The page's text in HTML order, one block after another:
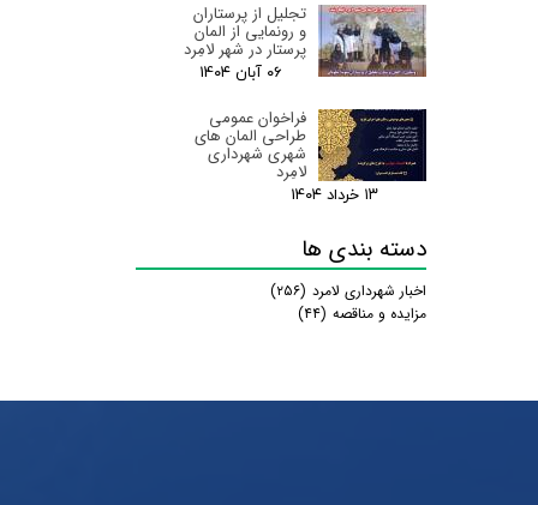
تجلیل از پرستاران
و رونمایی از المان
پرستار در شهر لامِرد
۰۶ آبان ۰۴
فراخوان عمومی
طراحی المان های
شهری شهرداری
لامِرد
۱۳ خرداد ۰۴
دسته بندی ها
اخبار شهرداری لامرد (۲۵۶)
مزایده و مناقصه (۴۴)